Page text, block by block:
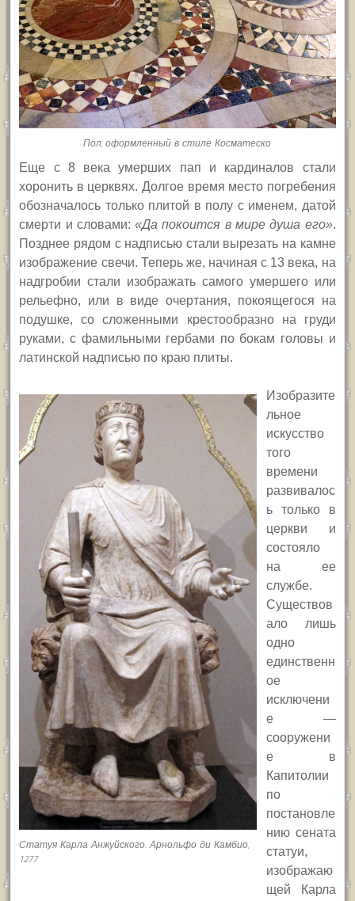
Пол, оформленный в стиле Косматеско
Еще с 8 века умерших пап и кардиналов стали
хоронить в церквях. Долгое время место погребения
обозначалось только плитой в полу с именем, датой
смерти и словами:«Да покоится в мире душа его».
Позднее рядом с надписью стали вырезать на камне
изображение свечи. Теперь же, начиная с 13 века, на
надгробии стали изображать самого умершего или
рельефно, или в виде очертания, покоящегося на
подушке, со сложенными крестообразно на груди
руками, с фамильными гербами по бокам головы и
латинской надписью по краю плиты.
Статуя Карла Анжуйского. Арнольфо ди Камбио,
1277
Изобразите
льное
искусство
того
времени
развивалос
ь только в
церкви и
состояло
на ее
службе.
Существов
ало лишь
одно
единственн
ое
исключени
е —
сооружени
е в
Капитолии
по
постановле
нию сената
статуи,
изображаю
щей Карла